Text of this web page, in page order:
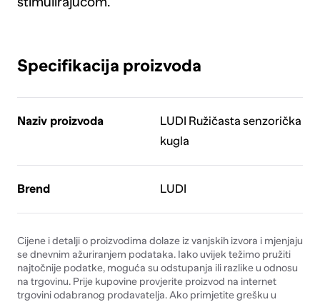
Specifikacija proizvoda
Naziv proizvoda
LUDI Ružičasta senzorička
kugla
Brend LUDI
Cijene i detalji o proizvodima dolaze iz vanjskih izvora i mjenjaju
se dnevnim ažuriranjem podataka. Iako uvijek težimo pružiti
najtočnije podatke, moguća su odstupanja ili razlike u odnosu
na trgovinu. Prije kupovine provjerite proizvod na internet
trgovini odabranog prodavatelja. Ako primjetite grešku u